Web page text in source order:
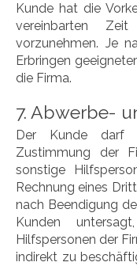
Kunde hat die
vereinbarten
vorzunehmen. Je
Erbringen
die Firma.
7. Abwerbe-
Der Kunde darf
Zustimmung der
sonstige
Rechnung eines
nach Beendigung
Kunden
Hilfspersonen der
indirekt zu